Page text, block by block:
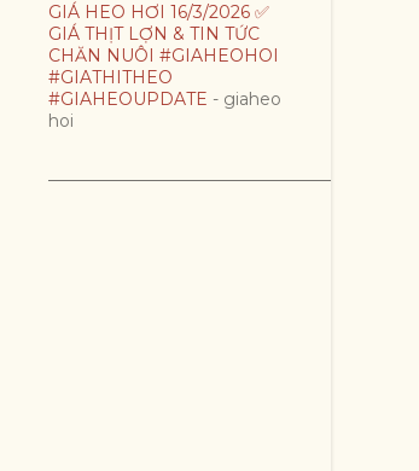
GIÁ HEO HƠI 16/3/2026 ✅
GIÁ THỊT LỢN & TIN TỨC
CHĂN NUÔI #GIAHEOHOI
#GIATHITHEO
#GIAHEOUPDATE - giaheo
hoi